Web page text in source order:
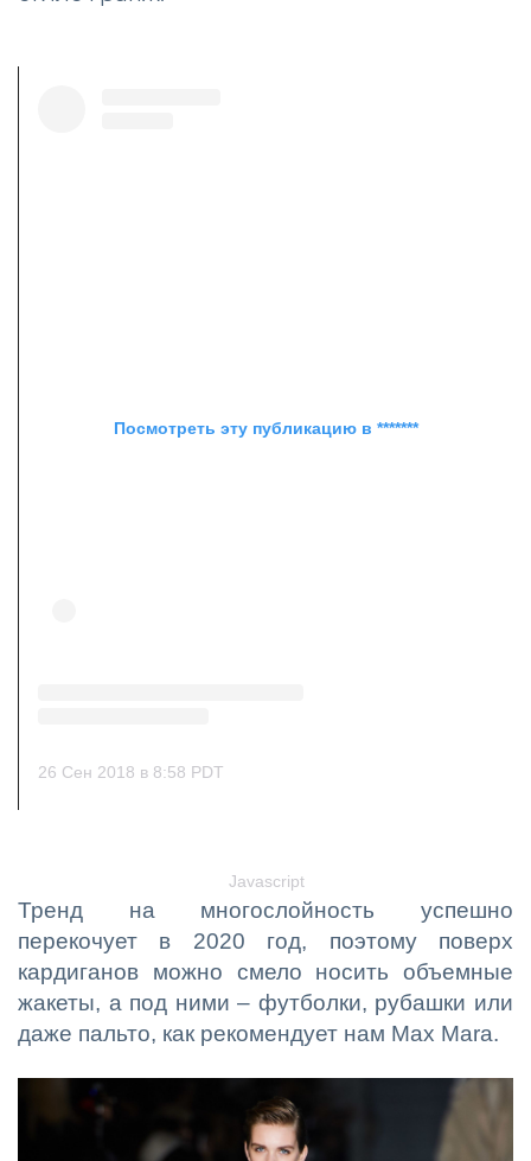
Посмотреть эту публикацию в *******
26 Сен 2018 в 8:58 PDT
Javascript
Тренд на многослойность успешно
перекочует в 2020 год, поэтому поверх
кардиганов можно смело носить объемные
жакеты, а под ними – футболки, рубашки или
даже пальто, как рекомендует нам Max Mara.